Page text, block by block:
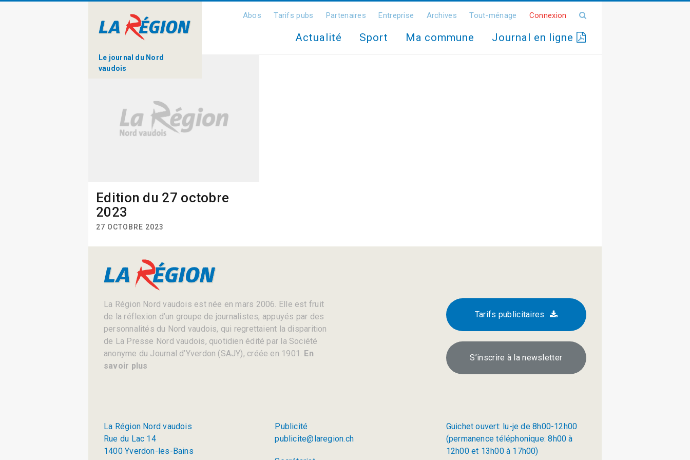
Le journal du Nord
vaudois
Abos Tarifs pubs Partenaires Entreprise Archives Tout-ménage Connexion
Actualité Sport Ma commune Journal en ligne
Edition du 27 octobre
2023
27 OCTOBRE 2023
La Région Nord vaudois est née en mars 2006. Elle est fruit
de la réflexion d’un groupe de journalistes, appuyés par des
personnalités du Nord vaudois, qui regrettaient la disparition
de La Presse Nord vaudois, quotidien édité par la Société
anonyme du Journal d’Yverdon (SAJY), créée en 1901. En
savoir plus
Tarifs publicitaires
S’inscrire à la newsletter
La Région Nord vaudois
Rue du Lac 14
1400 Yverdon-les-Bains
Publicité
publicite@laregion.ch
Guichet ouvert: lu-je de 8h00-12h00
(permanence téléphonique: 8h00 à
12h00 et 13h00 à 17h00)